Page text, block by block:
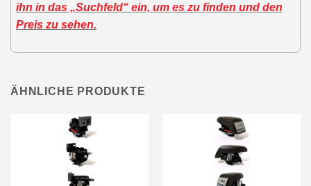
ihn in das „Suchfeld“ ein, um es zu finden und den
Preis zu sehen.
ÄHNLICHE PRODUKTE